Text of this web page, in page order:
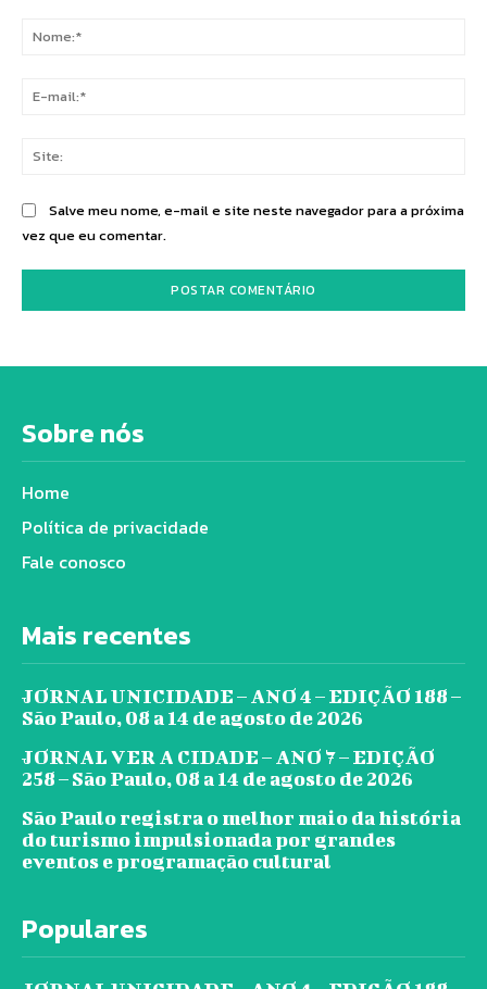
Salve meu nome, e-mail e site neste navegador para a próxima
vez que eu comentar.
Sobre nós
Home
Política de privacidade
Fale conosco
Mais recentes
JORNAL UNICIDADE – ANO 4 – EDIÇÃO 188 –
São Paulo, 08 a 14 de agosto de 2026
JORNAL VER A CIDADE – ANO 7 – EDIÇÃO
258 – São Paulo, 08 a 14 de agosto de 2026
São Paulo registra o melhor maio da história
do turismo impulsionada por grandes
eventos e programação cultural
Populares